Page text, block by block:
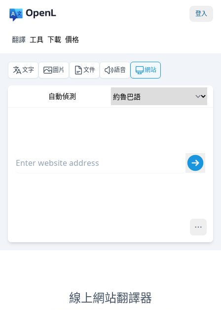
登入
翻譯 工具 下載 價格
文字 圖片 文件 語音 網站
自動偵測
線上網站翻譯器